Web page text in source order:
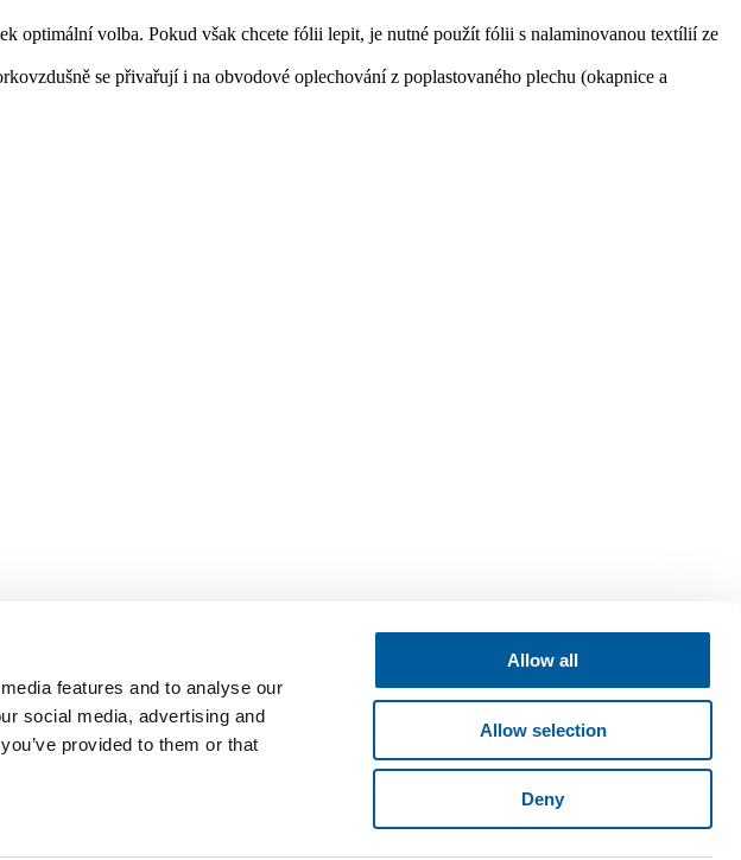
features and to analyse our
social media, advertising and
provided to them or that
Allow all
Allow selection
Deny
optimální volba. Pokud však chcete fólii lepit, je nutné použít fólii s nalaminovanou textílií ze
se přivařují i na obvodové oplechování z poplastovaného plechu (okapnice a